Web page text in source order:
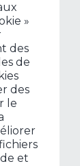
»
des
de
des
le
et